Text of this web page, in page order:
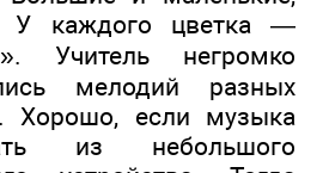
У каждого цветка —
Учитель негромко
мелодий разных
Хорошо, если музыка
из небольшого